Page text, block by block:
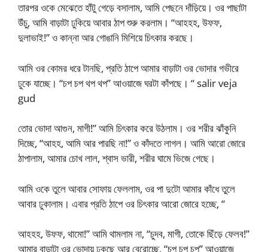
তারপর ওকে মেঝেতে হাঁটু গেড়ে বসালাম, আমি পেছনে দাঁড়িয়ে। ওর পাছাটা
উঁচু, আমি বাড়াটা ঢুকিয়ে আবার ঠাপ শুরু করলাম। “আহহহ, উফফ,
দুলাভাই!” ও কান্না আর গোঙানি মিশিয়ে চিৎকার করছে।
আমি ওর কোমর ধরে টানছি, প্রতি ঠাপে আমার বাড়াটা ওর ভোদার গভীরে
ঢুকে যাচ্ছে। “চপ চপ থপ থপ” আওয়াজে ঘরটা কাঁপছে। “ salir veja
gud
তোর ভোদা আগুন, মাগী!” আমি চিৎকার করে উঠলাম। ওর শরীর ঝাঁকুনি
দিচ্ছে, “আহহ, আমি আর পারছি না!” ও কাঁদতে লাগল। আমি আরো জোরে
ঠাপালাম, আমার চোখ লাল, শ্বাস ভারী, শরীর ঘামে ভিজে গেছে।
আমি ওকে তুলে আবার সোফায় ফেললাম, ওর পা দুটো আমার কাঁধে তুলে
আবার ঢুকালাম। এবার প্রতি ঠাপে ওর চিৎকার আরো জোরে হচ্ছে, “
আহহহ, উফফ, থামো!” আমি থামলাম না, “চুদব, মাগী, তোকে ছিঁড়ে ফেলব!”
আমার বাড়াটা ওর ভোদায় ঢুকছে আর বেরোচ্ছে, “চপ চপ চপ” আওয়াজে